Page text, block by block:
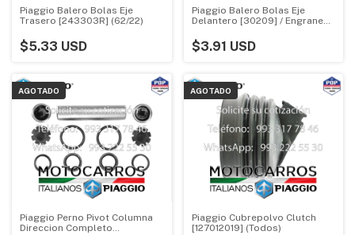
Piaggio Balero Bolas Eje
Trasero [243303R] (62/22)
$5.33 USD
Piaggio Balero Bolas Eje
Delantero [30209] / Engrane
$3.91 USD
AGOTADO
Piaggio Perno Pivot Columna
Direccion Completo
AGOTADO
Piaggio Cubrepolvo Clutch
[127012019] (Todos)